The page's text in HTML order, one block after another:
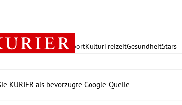
PolitikWirtschaft SportKulturFreizeitGesundheitStars
KURIER als bevorzugte Google-Quelle